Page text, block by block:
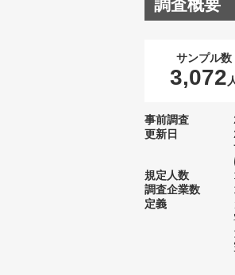
調査概要
サンプル数
3,072
事前調査
更新日
規定人数
調査企業数
定義